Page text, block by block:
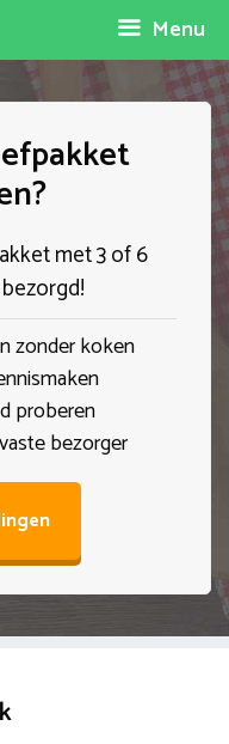
Menu
met 3 of 6
zonder koken
proberen
bezorger